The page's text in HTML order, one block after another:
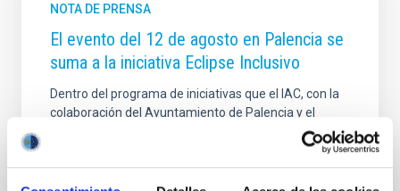
NOTA DE PRENSA
El evento del 12 de agosto en Palencia se
suma a la iniciativa Eclipse Inclusivo
Dentro del programa de iniciativas que el IAC, con la
colaboración del Ayuntamiento de Palencia y el
apoyo del Gobierno de Canarias y dentro de su
proyecto NATE, desplegará en Palencia con motivo
del eclipse total solar del 12 de agosto, se ofrecerá a
las personas con discapacidad visual la posibilidad de